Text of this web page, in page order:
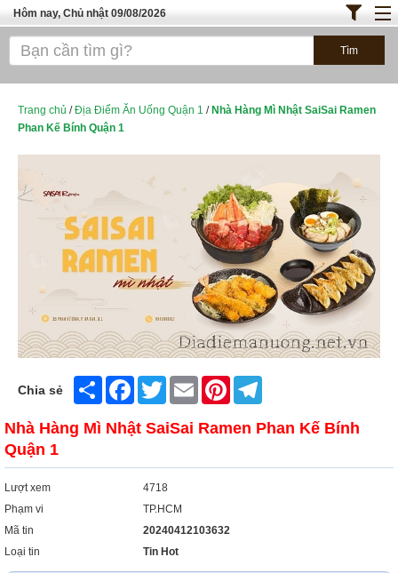
Hôm nay, Chủ nhật 09/08/2026
Trang chủ
Bánh - Đồ Ăn Vặt
TOP QUÁN ĂN
ĐỊA ĐIỂM ĂN UỐNG HÀ NỘI
Trang chủ /Địa Điểm Ăn Uống Quận 1 / Nhà Hàng Mì Nhật SaiSai Ramen
Phan Kế Bính Quận 1
Chia sẻ Share FacebookTwitter Email Pinterest
Nhà Hàng Mì Nhật SaiSai Ramen Phan Kế Bính
Quận 1
Lượt xem
4718
Phạm vi
TP.HCM
Mã tin
20240412103632
Loại tin
Tin Hot